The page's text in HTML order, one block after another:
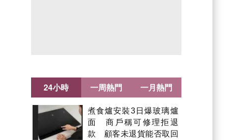
24小時
煮食爐安裝3日爆玻璃爐
面 商戶稱可修理拒退
款 顧客未退貨能否取回
一周熱門 一月熱門